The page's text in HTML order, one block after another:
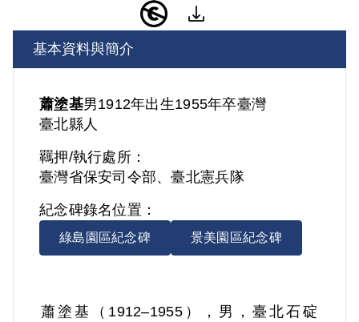
基本資料與簡介
蕭塗基男1912年出生1955年卒臺灣
臺北縣人
羈押/執行處所：
臺灣省保安司令部、臺北憲兵隊
紀念碑錄名位置：
綠島園區紀念碑 景美園區紀念碑
蕭塗基（1912–1955），男，臺北石碇